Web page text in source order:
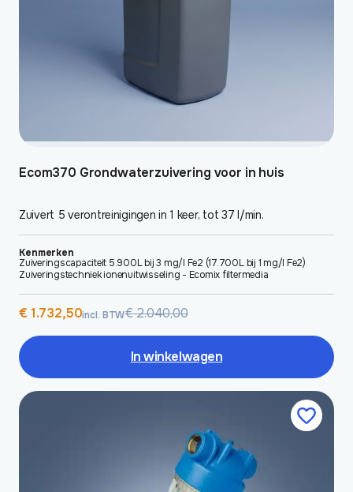
Ecom370 Grondwaterzuivering voor in huis
Zuivert 5 verontreinigingen in 1 keer, tot 37 l/min.
Kenmerken
Zuiveringscapaciteit 5.900L bij 3 mg/l Fe2 (17.700L bij 1 mg/l Fe2)
Zuiveringstechniek ionenuitwisseling - Ecomix filtermedia
€2.040,00
Oorspronkelijke
was:
€ 2.040,00.
€1.732,50
Huidige
is:
€ 1.732,50.
incl. BTW
In winkelwagen
Dit